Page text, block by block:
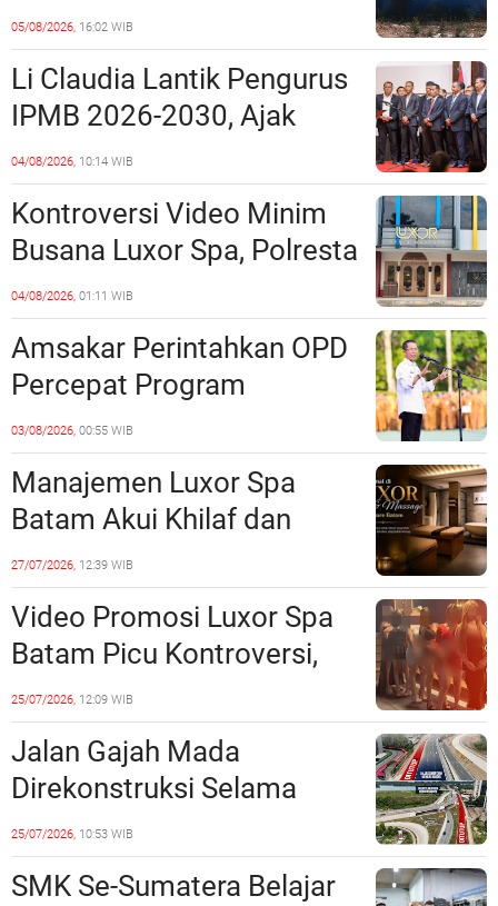
Penipuan Kavling Hingga
Miliaran Rupiah, Laporan ke
Polda Kepri Jalan di
Tempat?
05/08/2026, 16:02 WIB
Li Claudia Lantik Pengurus
IPMB 2026-2030, Ajak
Perkuat Kerukunan dan
Sinergi dengan Pemko
Batam
04/08/2026, 10:14 WIB
Kontroversi Video Minim
Busana Luxor Spa, Polresta
Barelang Usut Tuntas
Unsur Pelanggaran Hukum
04/08/2026, 01:11 WIB
Amsakar Perintahkan OPD
Percepat Program
Prioritas, Targetkan
Realisasi Pembangunan
Lampaui 50 Persen
03/08/2026, 00:55 WIB
Manajemen Luxor Spa
Batam Akui Khilaf dan
Minta Maaf, Konten
Langsung Di-Takedown
27/07/2026, 12:39 WIB
Video Promosi Luxor Spa
Batam Picu Kontroversi,
Dinilai Bermuatan Sensual
25/07/2026, 12:09 WIB
Jalan Gajah Mada
Direkonstruksi Selama
Empat Minggu, Ini Skema
Rekayasa Lalu Lintasnya
25/07/2026, 10:53 WIB
SMK Se-Sumatera Belajar